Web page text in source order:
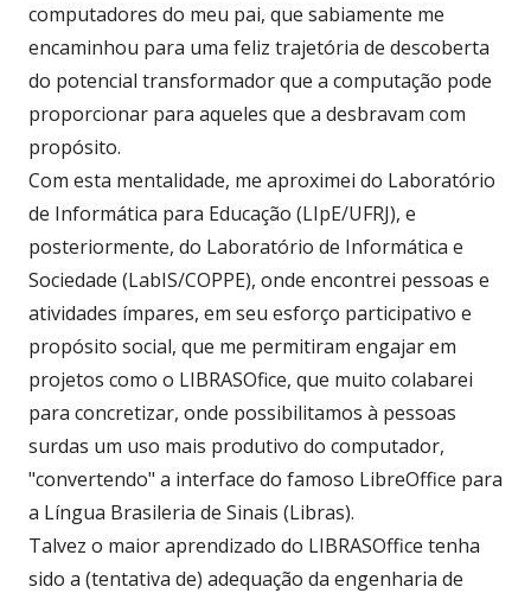
computadores do meu pai, que sabiamente me
encaminhou para uma feliz trajetória de descoberta
do potencial transformador que a computação pode
proporcionar para aqueles que a desbravam com
propósito.
Com esta mentalidade, me aproximei do Laboratório
de Informática para Educação (LIpE/UFRJ), e
posteriormente, do Laboratório de Informática e
Sociedade (LabIS/COPPE), onde encontrei pessoas e
atividades ímpares, em seu esforço participativo e
propósito social, que me permitiram engajar em
projetos como o LIBRASOfice, que muito colabarei
para concretizar, onde possibilitamos à pessoas
surdas um uso mais produtivo do computador,
"convertendo" a interface do famoso LibreOffice para
a Língua Brasileria de Sinais (Libras).
Talvez o maior aprendizado do LIBRASOffice tenha
sido a (tentativa de) adequação da engenharia de